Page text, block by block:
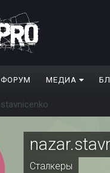
ФОРУМ МЕДИА
Сталкеры